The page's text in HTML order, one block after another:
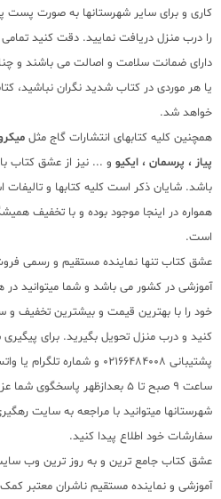
کاری و برای سایر شهرستانها به صورت پست
را درب منزل دریافت نمایید. دقت کنید
دارای ضمانت سلامت و اصالت می باشند و
یا هر موردی در کتاب شدید نگران نباشید،
خواهد شد.
همچنین کلیه کتابهای انتشارات گاج مثل
پیاز ، پرسمان ، ایکیو و ... نیز از عشق کتاب
باشد. شایان ذکر است کلیه کتابها و تالیفات
همواره در اینجا موجود بوده و با تخفیف
است.
عشق کتاب تنها نماینده مستقیم و رسمی
آموزشی در کشور می باشد و شما میتوانید در
خود را با بهترین قیمت و بیشترین تخفیف و
کنید و درب منزل تحویل بگیرید. برای
ساعت 9 صبح تا 5 بعدازظهر
شهرستانها میتوانید با مراجعه به سایت
سفارشات خود اطلاع پیدا کنید.
عشق کتاب جامع ترین و به روز ترین وب